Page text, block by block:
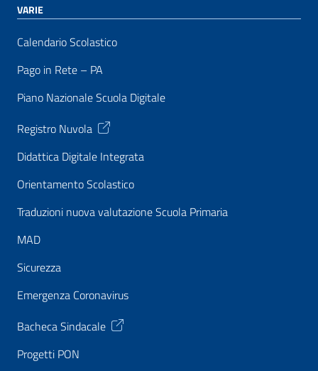
VARIE
Calendario Scolastico
Pago in Rete – PA
Piano Nazionale Scuola Digitale
Registro Nuvola
Didattica Digitale Integrata
Orientamento Scolastico
Traduzioni nuova valutazione Scuola Primaria
MAD
Sicurezza
Emergenza Coronavirus
Bacheca Sindacale
Progetti PON